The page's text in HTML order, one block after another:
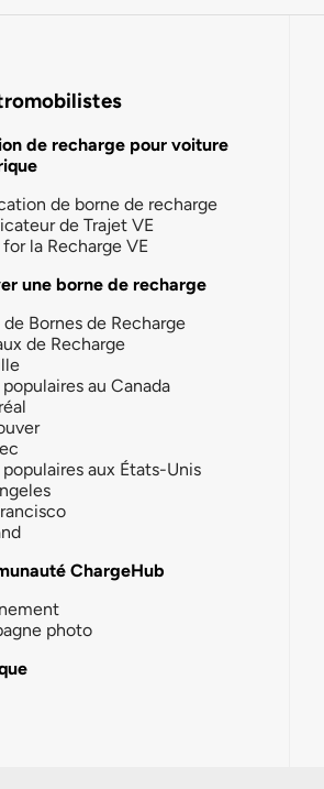
de recharge pour voiture
de borne de recharge
de Trajet VE
for la Recharge VE
une borne de recharge
Bornes de Recharge
de Recharge
au Canada
aux États-Unis
ChargeHub
photo